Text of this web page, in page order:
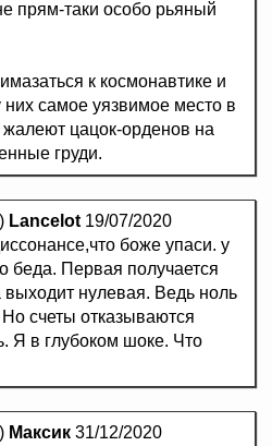
прям-таки особо рьяный
к космонавтике и
них самое уязвимое место в
цацок-орденов на
груди.
Lancelot 19/07/2020
боже упаси. у
беда. Первая получается
нулевая. Ведь ноль
счеты отказываются
Я в глубоком шоке. Что
Максик 31/12/2020